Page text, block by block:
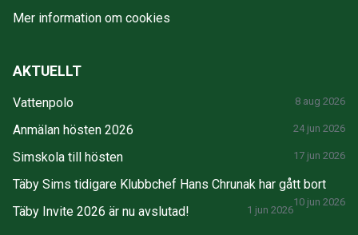
Mer information om cookies
AKTUELLT
Vattenpolo 8 aug 2026
Anmälan hösten 2026 24 jun 2026
Simskola till hösten 17 jun 2026
Täby Sims tidigare Klubbchef Hans Chrunak har gått bort
10 jun 2026
Täby Invite 2026 är nu avslutad! 1 jun 2026